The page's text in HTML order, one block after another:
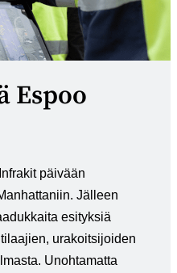
Espoo
päivään
Jälleen
esityksiä
urakoitsijoiden
Unohtamatta